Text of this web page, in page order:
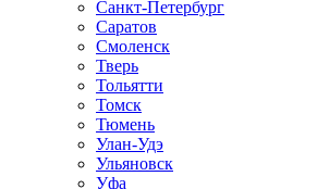
Санкт-Петербург
Саратов
Смоленск
Тверь
Тольятти
Томск
Тюмень
Улан-Удэ
Ульяновск
Уфа